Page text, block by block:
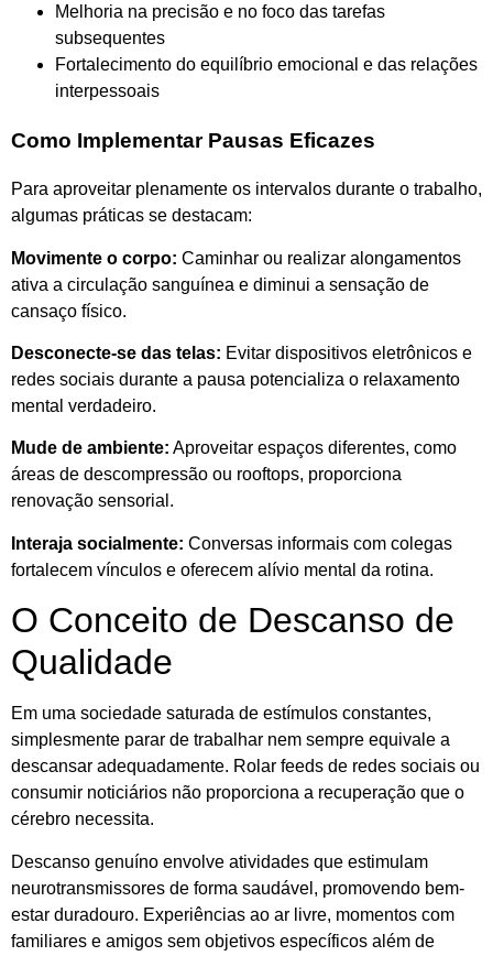
Melhoria na precisão e no foco das tarefas
subsequentes
Fortalecimento do equilíbrio emocional e das relações
interpessoais
Como Implementar Pausas Eficazes
Para aproveitar plenamente os intervalos durante o trabalho,
algumas práticas se destacam:
Movimente o corpo: Caminhar ou realizar alongamentos
ativa a circulação sanguínea e diminui a sensação de
cansaço físico.
Desconecte-se das telas: Evitar dispositivos eletrônicos e
redes sociais durante a pausa potencializa o relaxamento
mental verdadeiro.
Mude de ambiente: Aproveitar espaços diferentes, como
áreas de descompressão ou rooftops, proporciona
renovação sensorial.
Interaja socialmente: Conversas informais com colegas
fortalecem vínculos e oferecem alívio mental da rotina.
O Conceito de Descanso de
Qualidade
Em uma sociedade saturada de estímulos constantes,
simplesmente parar de trabalhar nem sempre equivale a
descansar adequadamente. Rolar feeds de redes sociais ou
consumir noticiários não proporciona a recuperação que o
cérebro necessita.
Descanso genuíno envolve atividades que estimulam
neurotransmissores de forma saudável, promovendo bem-
estar duradouro. Experiências ao ar livre, momentos com
familiares e amigos sem objetivos específicos além de